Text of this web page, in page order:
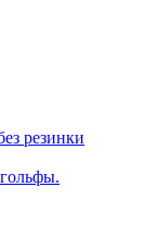
резинки